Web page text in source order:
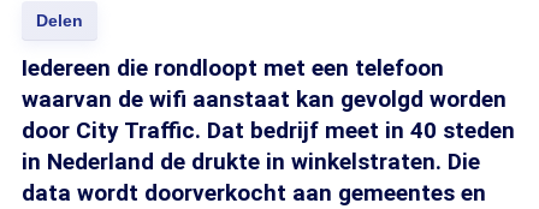
Delen
Iedereen die rondloopt met een telefoon
waarvan de wifi aanstaat kan gevolgd worden
door City Traffic. Dat bedrijf meet in 40 steden
in Nederland de drukte in winkelstraten. Die
data wordt doorverkocht aan gemeentes en